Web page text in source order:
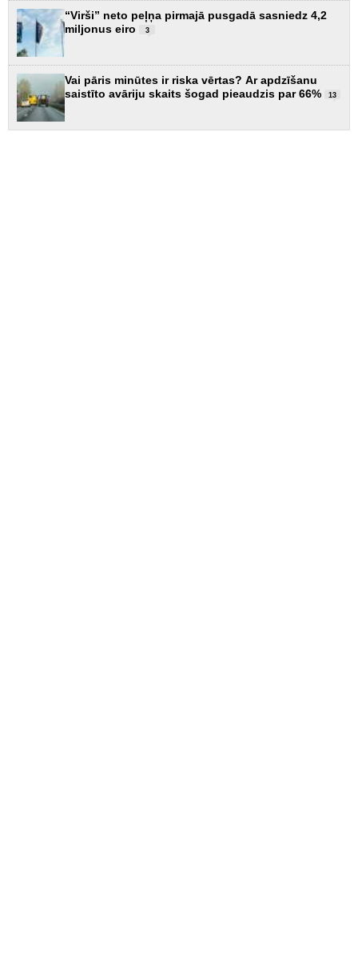
“Virši” neto peļņa pirmajā pusgadā sasniedz 4,2
miljonus eiro
3
Vai pāris minūtes ir riska vērtas? Ar apdzīšanu
saistīto avāriju skaits šogad pieaudzis par 66%
13